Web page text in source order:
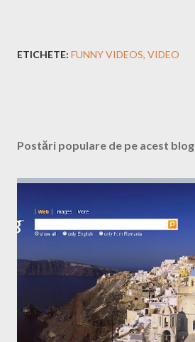
ETICHETE: FUNNY VIDEOS VIDEO
Postări populare de pe acest blog